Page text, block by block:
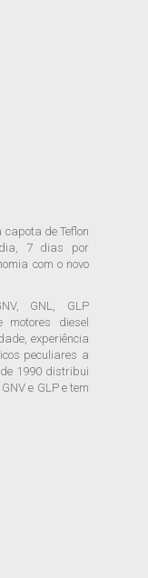
capota de Teflon
7 dias por
com o novo
GNL, GLP
diesel
experiência
peculiares a
1990 distribui
e GLP e tem